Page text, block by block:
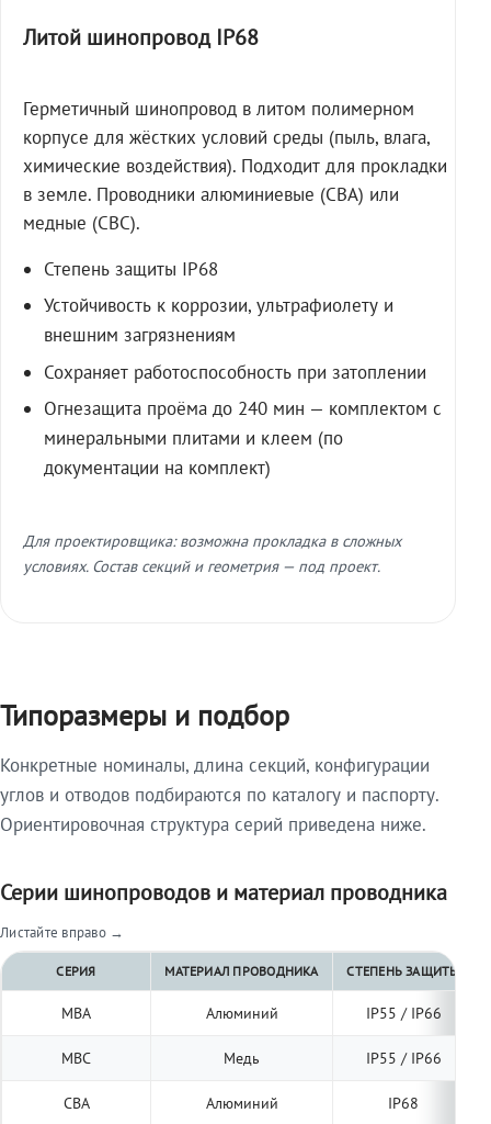
Литой шинопровод IP68
Герметичный шинопровод в литом полимерном
корпусе для жёстких условий среды (пыль, влага,
химические воздействия). Подходит для прокладки
в земле. Проводники алюминиевые (СВА) или
медные (СВС).
Степень защиты IP68
Устойчивость к коррозии, ультрафиолету и
внешним загрязнениям
Сохраняет работоспособность при затоплении
Огнезащита проёма до 240 мин — комплектом с
минеральными плитами и клеем (по
документации на комплект)
Для проектировщика: возможна прокладка в сложных
условиях. Состав секций и геометрия — под проект.
Типоразмеры и подбор
Конкретные номиналы, длина секций, конфигурации
углов и отводов подбираются по каталогу и паспорту.
Ориентировочная структура серий приведена ниже.
Серии шинопроводов и материал проводника
Листайте вправо →
СЕРИЯ МАТЕРИАЛ ПРОВОДНИКА СТЕПЕНЬ ЗАЩИТЫ
МВА Алюминий IP55 / IP66
МВС Медь IP55 / IP66
СВА Алюминий IP68